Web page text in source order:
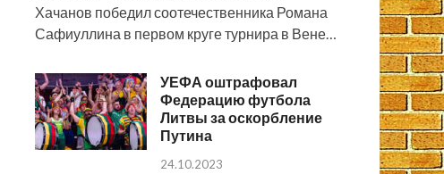
Хачанов победил соотечественника Романа
Сафиуллина в первом круге турнира в Вене…
УЕФА оштрафовал
Федерацию футбола
Литвы за оскорбление
Путина
24.10.2023